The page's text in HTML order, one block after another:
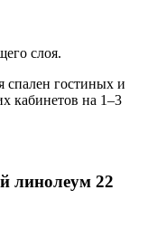
слоя.
спален гостиных и
кабинетов на 1–3
линолеум 22